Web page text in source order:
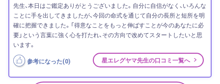
先生、本日はご鑑定ありがとうございました。自分に自信がなく、いろんな
ことに手を出してきましたが、今回の命式を通じて自分の長所と短所を明
確に把握できました。「得意なことをもっと伸ばすことが今のあなたに必
要」という言葉に強く心を打たれ、その方向で改めてスタートしたいと思
います。
参考になった(0) 星エレグヤマ先生の口コミ一覧へ